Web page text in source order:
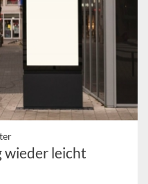
wieder leicht